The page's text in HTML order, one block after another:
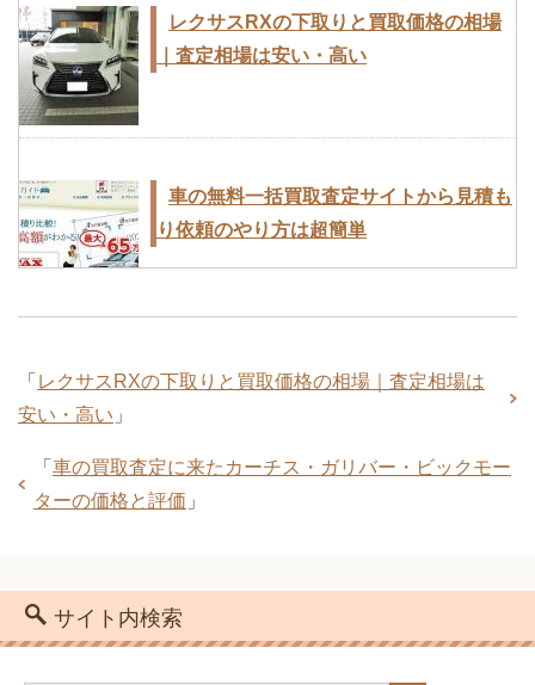
レクサスRXの下取りと買取価格の相場
｜査定相場は安い・高い
車の無料一括買取査定サイトから見積も
り依頼のやり方は超簡単
マツダCX-5の中古車相場｜買取価格と
「 レクサスRXの下取りと買取価格の相場｜査定相場は
安い・高い 」
「 車の買取査定に来たカーチス・ガリバー・ビックモー
ターの価格と評価 」
サイト内検索